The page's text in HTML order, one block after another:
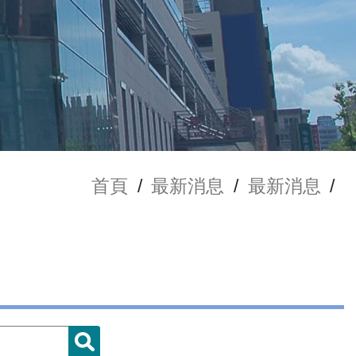
首頁 / 最新消息 / 最新消息 /